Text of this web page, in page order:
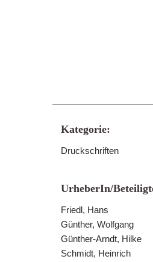
Kategorie:
Druckschriften
UrheberIn/
Friedl, Hans
Günther, Wolfgang
Günther-Arndt, Hilke
Schmidt, Heinrich